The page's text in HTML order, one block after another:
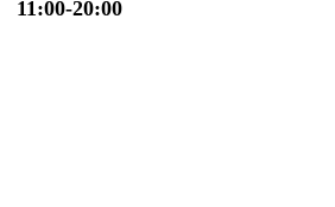
11:00-20:00